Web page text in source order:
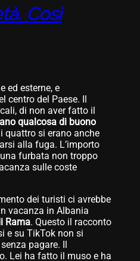
Così
ed esterne, e
centro del Paese. Il
di non aver fatto il
qualcosa di buono
quattro si erano anche
alla fuga. L’importo
furbata non troppo
sulle coste
dei turisti ci avrebbe
vacanza in Albania
Rama. Questo il racconto
e su TikTok non si
pagare. Il
Lei ha fatto il muso e ha